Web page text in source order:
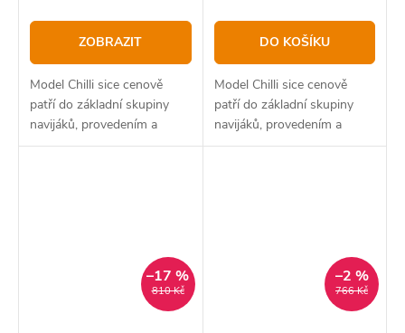
ZOBRAZIT
Model Chilli sice cenově
patří do základní skupiny
navijáků, provedením a
výbavou se však rozhodně
DO KOŠÍKU
Model Chilli sice cenově
patří do základní skupiny
navijáků, provedením a
výbavou se však rozhodně
810 Kč
–17 %
766 Kč
–2 %